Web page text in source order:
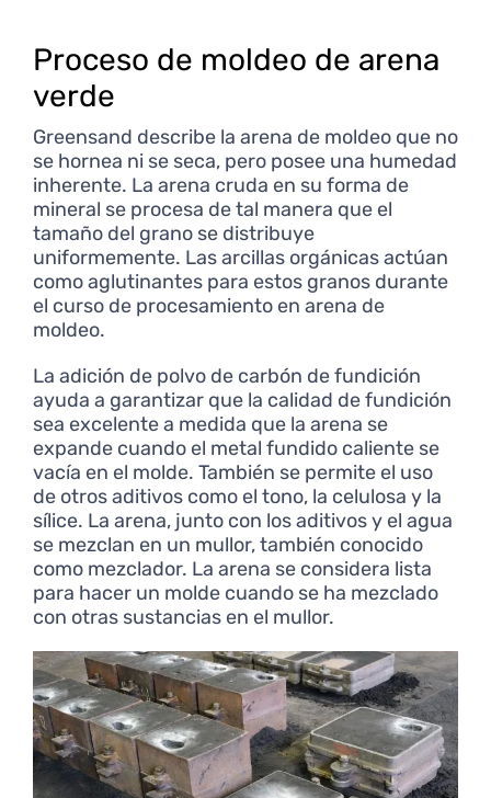
Proceso de moldeo de arena
verde
Greensand describe la arena de moldeo que no
se hornea ni se seca, pero posee una humedad
inherente. La arena cruda en su forma de
mineral se procesa de tal manera que el
tamaño del grano se distribuye
uniformemente. Las arcillas orgánicas actúan
como aglutinantes para estos granos durante
el curso de procesamiento en arena de
moldeo.
La adición de polvo de carbón de fundición
ayuda a garantizar que la calidad de fundición
sea excelente a medida que la arena se
expande cuando el metal fundido caliente se
vacía en el molde. También se permite el uso
de otros aditivos como el tono, la celulosa y la
sílice. La arena, junto con los aditivos y el agua
se mezclan en un mullor, también conocido
como mezclador. La arena se considera lista
para hacer un molde cuando se ha mezclado
con otras sustancias en el mullor.